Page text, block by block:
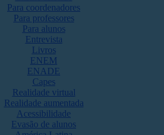
Para coordenadores
Para professores
Para alunos
Entrevista
Livros
ENEM
ENADE
Capes
Realidade virtual
Realidade aumentada
Acessibilidade
Evasão de alunos